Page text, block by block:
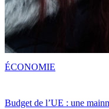
Budget de l’UE : une
ÉCONOMIE